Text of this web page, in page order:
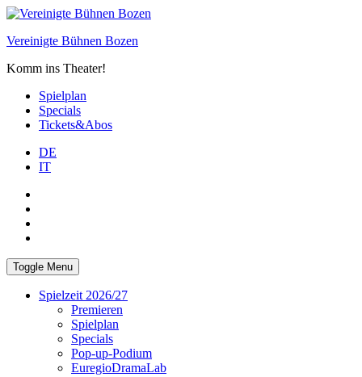
Skip
content
Vereinigte Bühnen Bozen
Komm ins Theater!
Spielplan
Specials
Tickets&Abos
DE
IT
Toggle Menu
Spielzeit 2026/27
Premieren
Spielplan
Specials
Pop-up-Podium
EuregioDramaLab